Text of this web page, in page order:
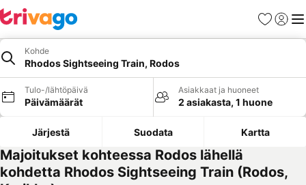
Suosikit
Kohde
Rhodos Sightseeing Train, Rodos
Tulo-/lähtöpäivä
Päivämäärät
Asiakkaat ja huoneet
2 asiakasta, 1 huone
Järjestä Suodata Kartta
Majoitukset kohteessa Rodos lähellä
kohdetta Rhodos Sightseeing Train (Rodos,